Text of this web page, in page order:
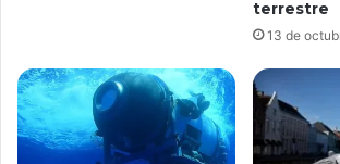
terrestre
13 de